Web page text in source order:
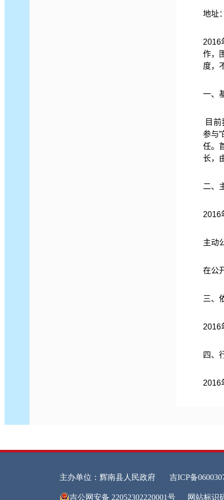
地址
2016
作，
度，
一、
目前
参与
任。
长，
二、
2016
主动
在公
三、
2016
四、
2016
六、